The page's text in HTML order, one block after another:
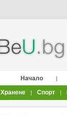
Начало |
Хранене
| Спорт |